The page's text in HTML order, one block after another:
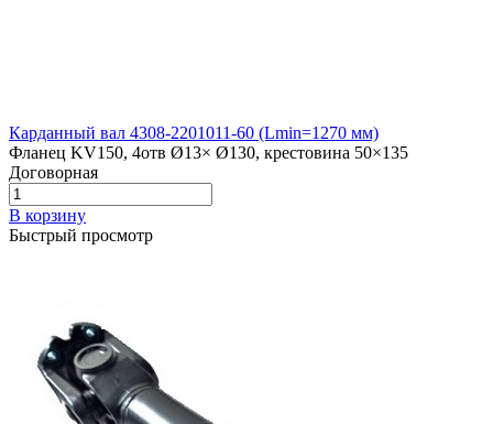
Карданный вал 4308-2201011-60 (Lmin=1270 мм)
Фланец KV150, 4отв Ø13× Ø130, крестовина 50×135
Договорная
В корзину
Быстрый просмотр